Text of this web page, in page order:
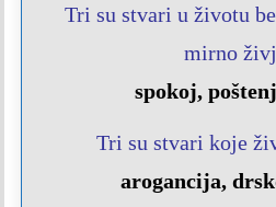
Tri su stvari u životu
mirno
spokoj,
Tri su stvari koje
arogancija,